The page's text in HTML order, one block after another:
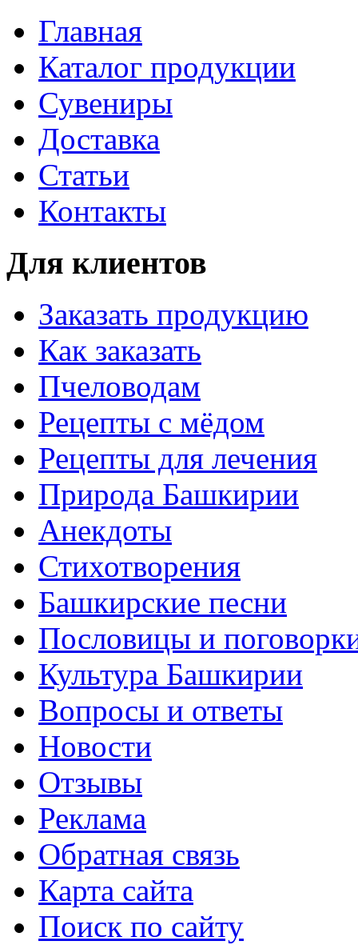
Главная
Каталог продукции
Сувениры
Доставка
Статьи
Контакты
Для клиентов
Заказать продукцию
Как заказать
Пчеловодам
Рецепты с мёдом
Рецепты для лечения
Природа Башкирии
Анекдоты
Стихотворения
Башкирские песни
Пословицы и
Культура Башкирии
Вопросы и ответы
Новости
Отзывы
Реклама
Обратная связь
Карта сайта
Поиск по сайту